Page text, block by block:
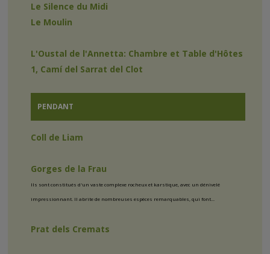
Le Silence du Midi
Le Moulin
L'Oustal de l'Annetta: Chambre et Table d'Hôtes
1, Camí del Sarrat del Clot
PENDANT
Coll de Liam
Gorges de la Frau
Ils sont constitués d'un vaste complexe rocheux et karstique, avec un dénivelé
impressionnant. Il abrite de nombreuses espèces remarquables, qui font...
Prat dels Cremats